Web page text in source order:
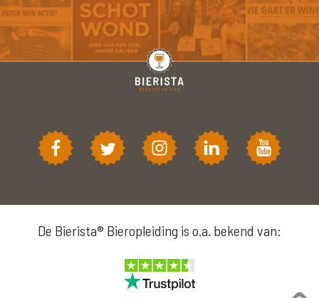
De Bierista® Bieropleiding is o.a. bekend van: